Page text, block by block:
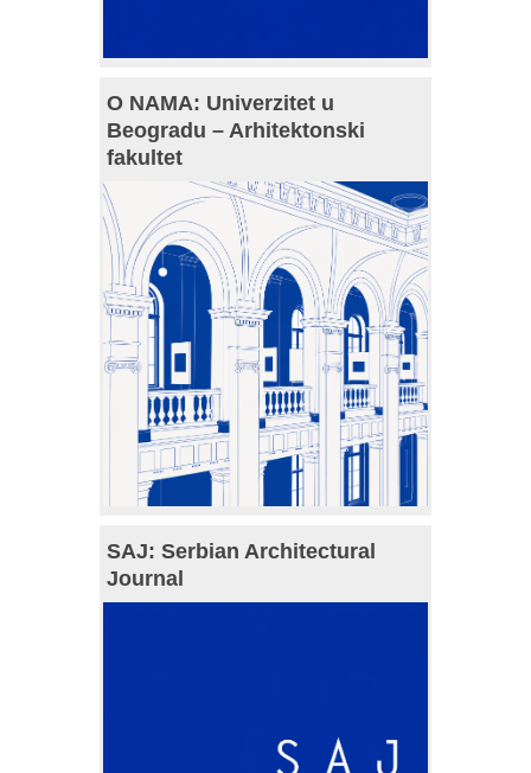
O NAMA: Univerzitet u
Beogradu – Arhitektonski
fakultet
SAJ: Serbian Architectural
Journal